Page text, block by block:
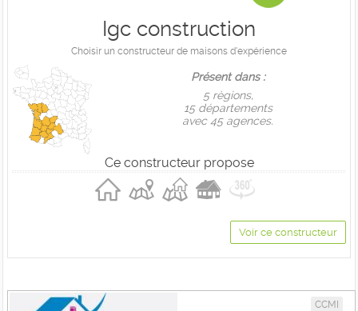
Igc construction
Choisir un constructeur de maisons d'expérience
Présent dans :
5 règions,
15 départements
avec 45 agences.
Ce constructeur propose
Voir ce constructeur
CCMI